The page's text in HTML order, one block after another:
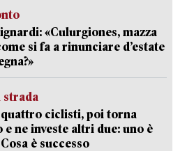
«Culurgiones, mazza
si fa a rinunciare d’estate
strada
quattro ciclisti, poi torna
ne investe altri due: uno è
è successo